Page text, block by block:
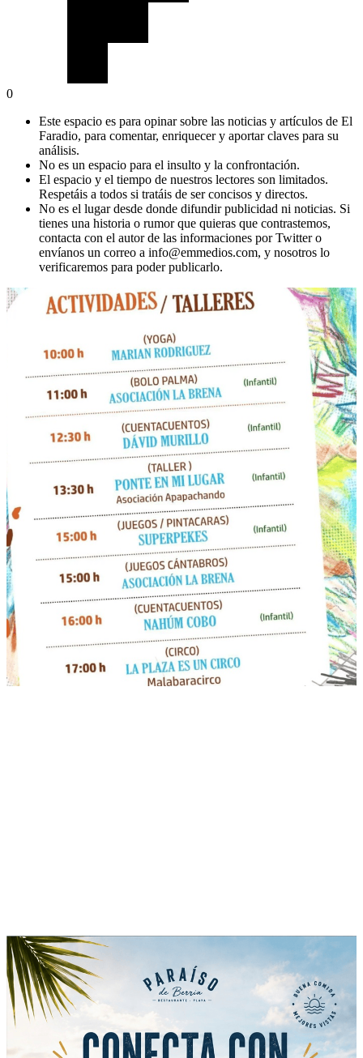
0
Este espacio es para opinar sobre las noticias y artículos de El
Faradio, para comentar, enriquecer y aportar claves para su
análisis.
No es un espacio para el insulto y la confrontación.
El espacio y el tiempo de nuestros lectores son limitados.
Respetáis a todos si tratáis de ser concisos y directos.
No es el lugar desde donde difundir publicidad ni noticias. Si
tienes una historia o rumor que quieras que contrastemos,
contacta con el autor de las informaciones por Twitter o
envíanos un correo a info@emmedios.com, y nosotros lo
verificaremos para poder publicarlo.